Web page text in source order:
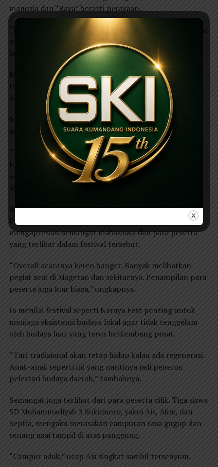
manusia dan “Raya” berarti perayaan.
“Jadi Naraya ini seperti perayaan kreativitas dan potensi
manusia, khususnya generasi muda dalam melestarikan
budaya,” ujar Rizieq.
Menurut Rizieq, persiapan acara sempat diwarnai
tantangan membangun chemistry antar panitia yang
berasal dari kelas berbeda.
Namun seluruh kendala akhirnya bisa dilewati hingga
acara berjalan sukses.
“Yang paling sulit itu menyatukan chemistry panitia.
Karena kita beda kelas dan baru dipertemukan dalam
satu tim. Sempat ada miss komunikasi, tapi semuanya
akhirnya bisa dikendalikan,” katanya.
Sementara itu, Koorprodi Ilmu Komunikasi Unesa
PSDKU Kampus 5 Magetan, Muhammad Danu Winata,
mengapresiasi semangat mahasiswa dan para peserta
yang terlibat dalam festival tersebut.
“Overall acaranya keren banget. Banyak melibatkan
pegiat seni di Magetan dan sekitarnya. Penampilan para
peserta juga luar biasa,” ungkapnya.
Ia menilai festival seperti Naraya Fest penting untuk
menjaga eksistensi budaya lokal agar tidak tenggelam
oleh budaya luar yang terus berkembang pesat.
“Tari tradisional akan tetap hidup kalau ada regenerasi.
Anak-anak seperti ini yang nantinya jadi penerus
pelestari budaya daerah,” tambahnya.
Semangat juga terlihat dari para peserta cilik. Tiga siswa
SD Muhammadiyah 3 Sukomoro, yakni Ais, Akni, dan
Septia, mengaku merasakan campuran rasa gugup dan
senang usai tampil di atas panggung.
“Campur aduk,” ucap Ais singkat sambil tersenyum.